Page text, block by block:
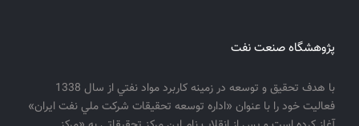
پژوهشگاه صنعت نفت
با هدف تحقيق و توسعه در زمينه كاربرد مواد نفتي از سال 1338
فعاليت خود را با عنوان «اداره توسعه تحقيقات شركت ملي نفت ايران»